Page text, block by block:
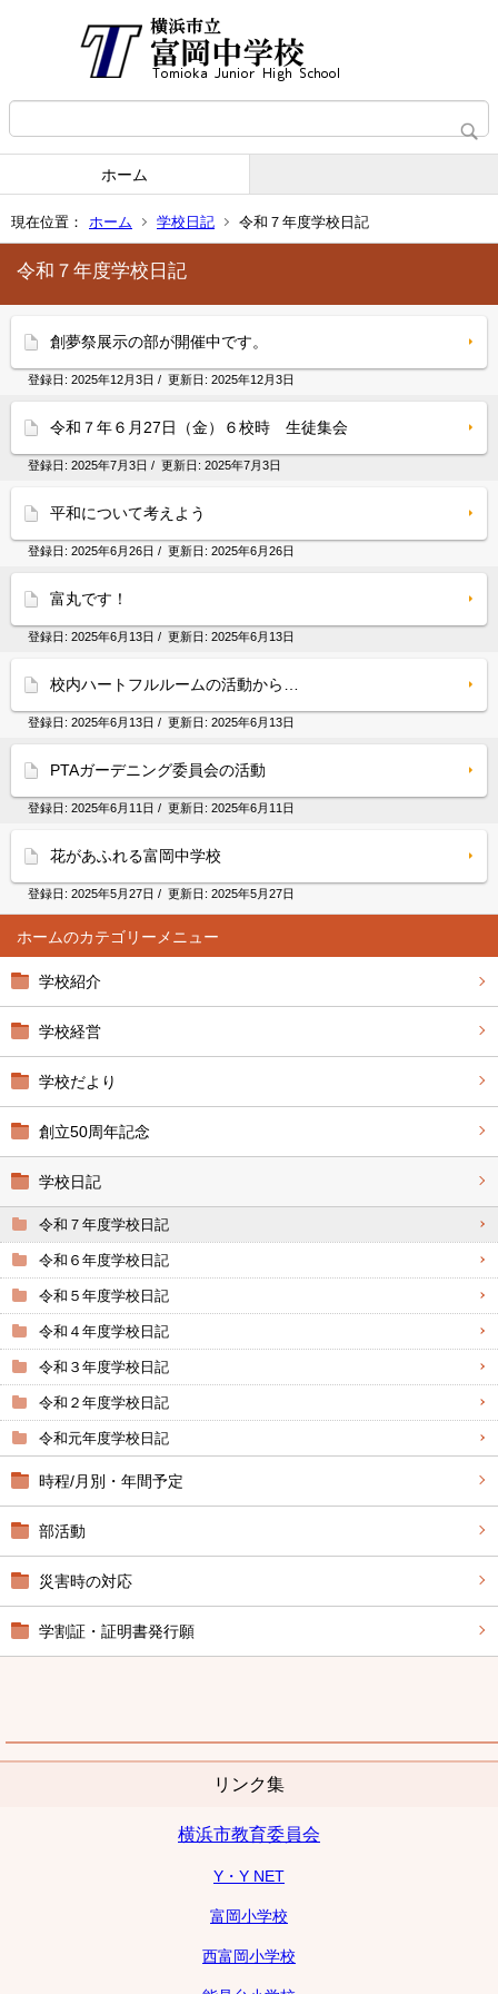
ホーム
現在位置： ホーム 学校日記 令和７年度学校日記
ホーム
学校紹介
学校経営
学校だより
創立50周年記念
学校日記
令和７年度学校日記
令和６年度学校日記
令和５年度学校日記
令和４年度学校日記
令和３年度学校日記
令和２年度学校日記
令和元年度学校日記
時程/月別・年間予定
部活動
災害時の対応
学割証・証明書発行願
リンク集
横浜市教育委員会
Y・Y NET
富岡小学校
西富岡小学校
令和７年度学校日記
創夢祭展示の部が開催中です。
登録日: 2025年12月3日 / 更新日: 2025年12月3日
令和７年６月27日（金）６校時 生徒集会
登録日: 2025年7月3日 / 更新日: 2025年7月3日
平和について考えよう
登録日: 2025年6月26日 / 更新日: 2025年6月26日
富丸です！
登録日: 2025年6月13日 / 更新日: 2025年6月13日
校内ハートフルルームの活動から…
登録日: 2025年6月13日 / 更新日: 2025年6月13日
PTAガーデニング委員会の活動
登録日: 2025年6月11日 / 更新日: 2025年6月11日
花があふれる富岡中学校
登録日: 2025年5月27日 / 更新日: 2025年5月27日